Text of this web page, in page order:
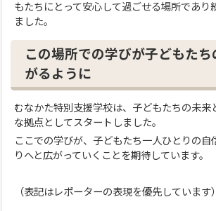
もたちにとって安心して過ごせる場所であり
ました。
この場所での学びが子どもた
がるように
むなかた特別支援学校は、子どもたちの未来
な拠点としてスタートしました。
ここでの学びが、子どもたち一人ひとりの自
りへと広がっていくことを期待しています。
（表記はレポーターの表現を優先しています）